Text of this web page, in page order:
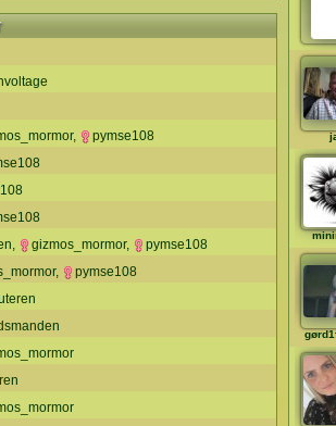
,
pymse108
, gizmos_mormor,
pymse108
,
pymse108